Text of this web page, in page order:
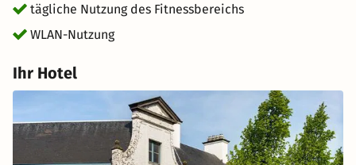
tägliche Nutzung des Fitnessbereichs
WLAN-Nutzung
Ihr Hotel